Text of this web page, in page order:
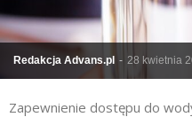
Redakcja Advans.pl - 28 kwietnia
Zapewnienie dostępu do